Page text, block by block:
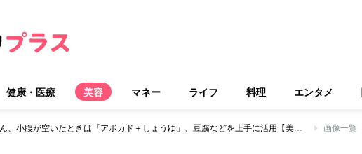
健康・医療 美容 マネー ライフ 料理 エンタメ
堀田茜さん、小腹が空いたときは「アボカド＋しょうゆ」、豆腐などを上手に活用【美痩せインタビュー】 画像一覧